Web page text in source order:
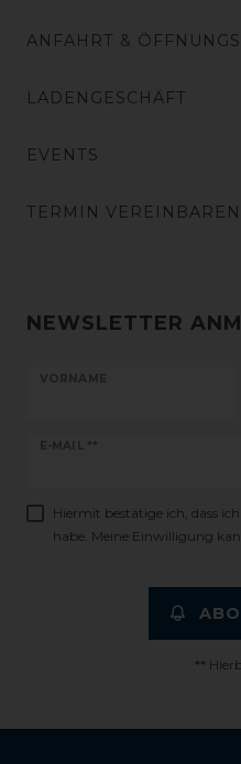
ANFAHRT &
LADENGESCHÄFT
EVENTS
TERMIN VEREINBAREN
NEWSLETTER
VORNAME
E-MAIL **
Newsletter
Hiermit bestätige ich, dass
habe. Meine Einwilligung
**